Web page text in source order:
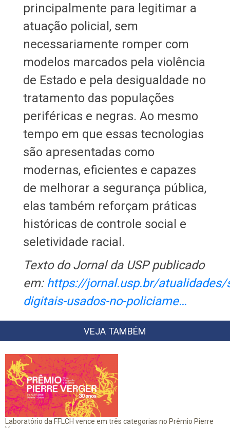
principalmente para legitimar a
atuação policial, sem
necessariamente romper com
modelos marcados pela violência
de Estado e pela desigualdade no
tratamento das populações
periféricas e negras. Ao mesmo
tempo em que essas tecnologias
são apresentadas como
modernas, eficientes e capazes
de melhorar a segurança pública,
elas também reforçam práticas
históricas de controle social e
seletividade racial.
Texto do Jornal da USP publicado
em: https://jornal.usp.br/atualidades/
digitais-usados-no-policiame…
VEJA TAMBÉM
Laboratório da FFLCH vence em três categorias no Prêmio Pierre